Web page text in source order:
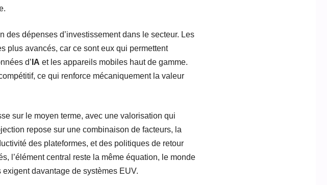
des dépenses d’investissement dans le secteur. Les
plus avancés, car ce sont eux qui permettent
d’ IA et les appareils mobiles haut de gamme.
ce qui renforce mécaniquement la valeur
sur le moyen terme, avec une valorisation qui
repose sur une combinaison de facteurs, la
des plateformes, et des politiques de retour
l’élément central reste la même équation, le monde
davantage de systèmes EUV.